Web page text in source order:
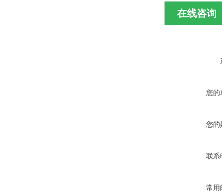
在线咨询
您的
您的
联系
常用